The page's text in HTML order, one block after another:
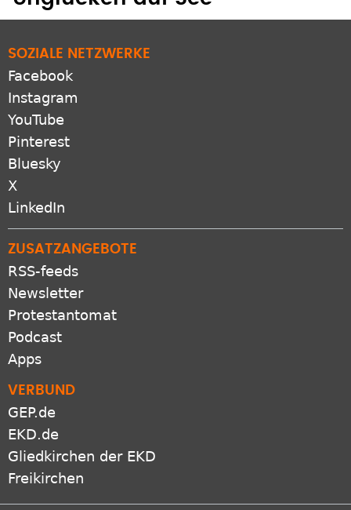
SOZIALE NETZWERKE
Facebook
Instagram
YouTube
Pinterest
Bluesky
X
LinkedIn
ZUSATZANGEBOTE
RSS-feeds
Newsletter
Protestantomat
Podcast
Apps
VERBUND
GEP.de
EKD.de
Gliedkirchen der EKD
Freikirchen